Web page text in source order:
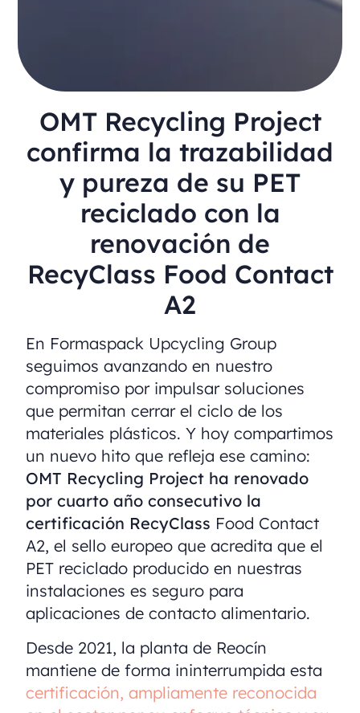
OMT Recycling Project
confirma la trazabilidad
y pureza de su PET
reciclado con la
renovación de
RecyClass Food Contact
A2
En Formaspack Upcycling Group
seguimos avanzando en nuestro
compromiso por impulsar soluciones
que permitan cerrar el ciclo de los
materiales plásticos. Y hoy compartimos
un nuevo hito que refleja ese camino:
OMT Recycling Project ha renovado
por cuarto año consecutivo la
certificación RecyClass Food Contact
A2, el sello europeo que acredita que el
PET reciclado producido en nuestras
instalaciones es seguro para
aplicaciones de contacto alimentario.
Desde 2021, la planta de Reocín
mantiene de forma ininterrumpida esta
certificación, ampliamente reconocida